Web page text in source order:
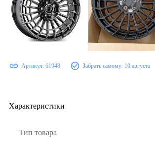
Артикул: 61948 Забрать самому: 10 августа
Характеристики
Тип товара